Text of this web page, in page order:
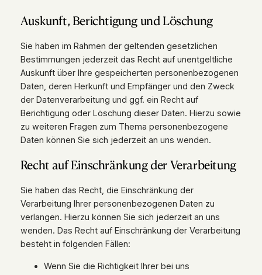
Auskunft, Berichtigung und Löschung
Sie haben im Rahmen der geltenden gesetzlichen
Bestimmungen jederzeit das Recht auf unentgeltliche
Auskunft über Ihre gespeicherten personenbezogenen
Daten, deren Herkunft und Empfänger und den Zweck
der Datenverarbeitung und ggf. ein Recht auf
Berichtigung oder Löschung dieser Daten. Hierzu sowie
zu weiteren Fragen zum Thema personenbezogene
Daten können Sie sich jederzeit an uns wenden.
Recht auf Einschränkung der Verarbeitung
Sie haben das Recht, die Einschränkung der
Verarbeitung Ihrer personenbezogenen Daten zu
verlangen. Hierzu können Sie sich jederzeit an uns
wenden. Das Recht auf Einschränkung der Verarbeitung
besteht in folgenden Fällen:
Wenn Sie die Richtigkeit Ihrer bei uns